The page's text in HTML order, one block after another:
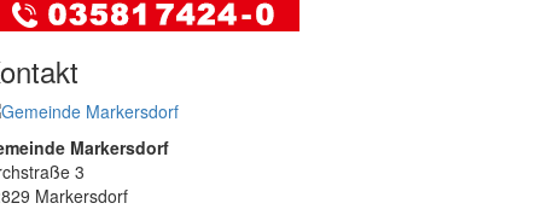
Markersdorf
3
Markersdorf